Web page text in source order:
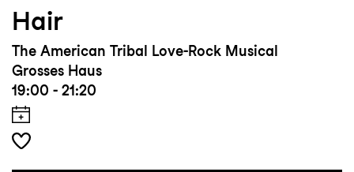
Hair
The American Tribal Love-Rock Musical
Grosses Haus
19:00 - 21:20